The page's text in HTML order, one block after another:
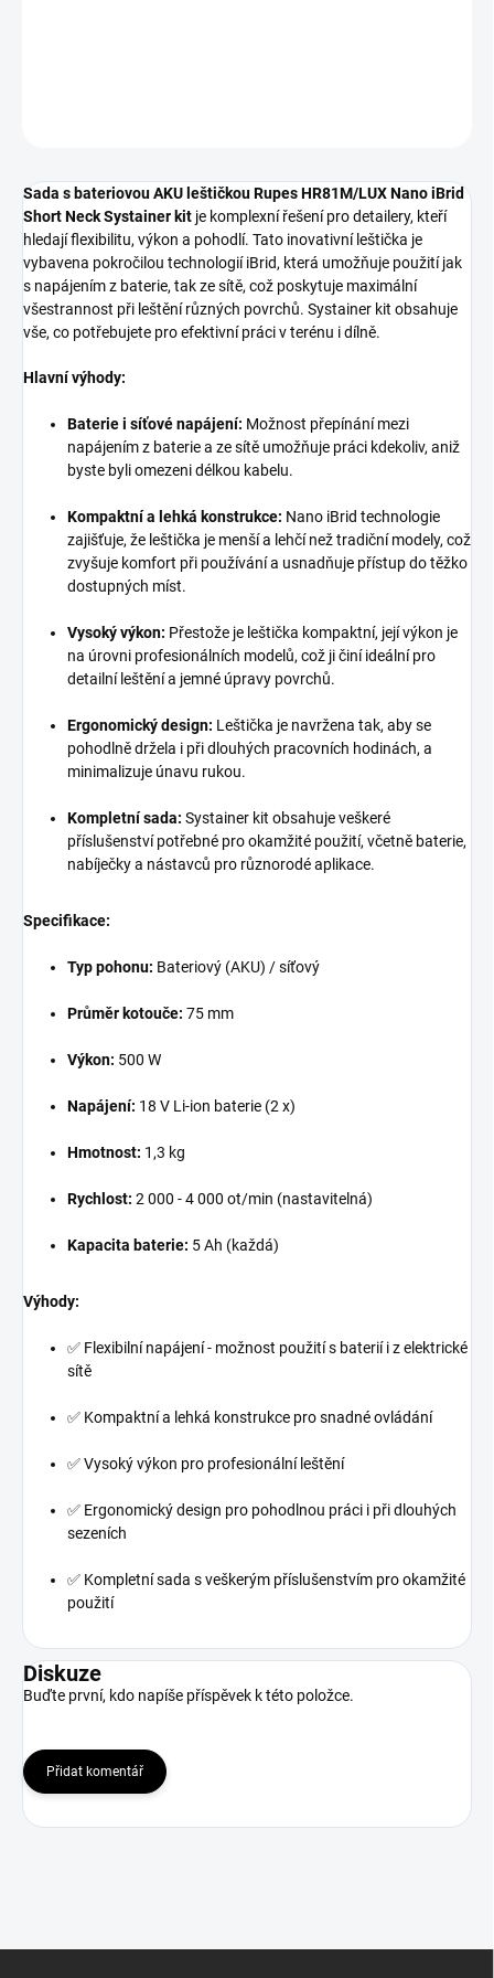
Sada s bateriovou AKU leštičkou Rupes HR81M/LUX Nano iBrid
Short Neck Systainer kit je komplexní řešení pro detailery, kteří
hledají flexibilitu, výkon a pohodlí. Tato inovativní leštička je
vybavena pokročilou technologií iBrid, která umožňuje použití jak
s napájením z baterie, tak ze sítě, což poskytuje maximální
všestrannost při leštění různých povrchů. Systainer kit obsahuje
vše, co potřebujete pro efektivní práci v terénu i dílně.
Hlavní výhody:
Baterie i síťové napájení: Možnost přepínání mezi
napájením z baterie a ze sítě umožňuje práci kdekoliv, aniž
byste byli omezeni délkou kabelu.
Kompaktní a lehká konstrukce: Nano iBrid technologie
zajišťuje, že leštička je menší a lehčí než tradiční modely, což
zvyšuje komfort při používání a usnadňuje přístup do těžko
dostupných míst.
Vysoký výkon: Přestože je leštička kompaktní, její výkon je
na úrovni profesionálních modelů, což ji činí ideální pro
detailní leštění a jemné úpravy povrchů.
Ergonomický design: Leštička je navržena tak, aby se
pohodlně držela i při dlouhých pracovních hodinách, a
minimalizuje únavu rukou.
Kompletní sada: Systainer kit obsahuje veškeré
příslušenství potřebné pro okamžité použití, včetně baterie,
nabíječky a nástavců pro různorodé aplikace.
Specifikace:
Typ pohonu: Bateriový (AKU) / síťový
Průměr kotouče: 75 mm
Výkon: 500 W
Napájení: 18 V Li-ion baterie (2 x)
Hmotnost: 1,3 kg
Rychlost: 2 000 - 4 000 ot/min (nastavitelná)
Kapacita baterie: 5 Ah (každá)
Výhody:
✅ Flexibilní napájení - možnost použití s baterií i z elektrické
sítě
✅ Kompaktní a lehká konstrukce pro snadné ovládání
✅ Vysoký výkon pro profesionální leštění
✅ Ergonomický design pro pohodlnou práci i při dlouhých
sezeních
✅ Kompletní sada s veškerým příslušenstvím pro okamžité
použití
Diskuze
Buďte první, kdo napíše příspěvek k této položce.
Přidat komentář